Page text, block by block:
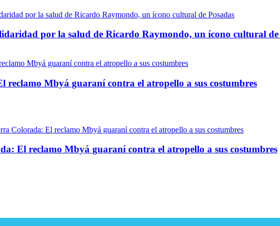
por la salud de Ricardo Raymondo, un ícono cultural de
reclamo Mbyá guaraní contra el atropello a sus costumbres
El reclamo Mbyá guaraní contra el atropello a sus costumbres